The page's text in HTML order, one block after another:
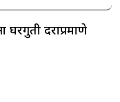
घरगुती दराप्रमाणे